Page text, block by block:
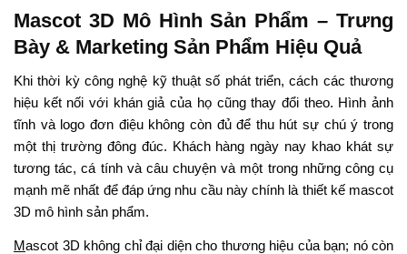
Mascot 3D Mô Hình Sản Phẩm – Trưng
Bày & Marketing Sản Phẩm Hiệu Quả
Khi thời kỳ công nghệ kỹ thuật số phát triển, cách các thương
hiệu kết nối với khán giả của họ cũng thay đổi theo. Hình ảnh
tĩnh và logo đơn điệu không còn đủ để thu hút sự chú ý trong
một thị trường đông đúc. Khách hàng ngày nay khao khát sự
tương tác, cá tính và câu chuyện và một trong những công cụ
mạnh mẽ nhất để đáp ứng nhu cầu này chính là thiết kế mascot
3D mô hình sản phẩm.
Mascot 3D không chỉ đại diện cho thương hiệu của bạn; nó còn